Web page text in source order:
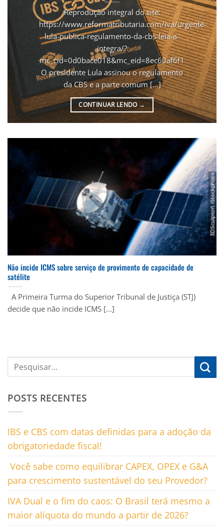
Reprodução integral do site:
https://www.reformatributaria.com/iva/urgente-
lula-publica-regulamento-da-cbs-leia-a-
integra/?
mc_cid=0d0bace018&mc_eid=8ec60af6f1
O presidente Lula assinou o regulamento
da CBS e a parte comum [...]
CONTINUAR LENDO →
Não incide ICMS sobre serviço de provimento de capacidade de
satélite
A Primeira Turma do Superior Tribunal de Justiça (STJ)
decide que não incide ICMS [...]
POSTS RECENTES
IBS e CBS com datas definidas para a adoção da
obrigatoriedade fiscal!
Você sabe como equilibrar CAPEX, OPEX e G&A
para crescimento sustentável do seu Provedor?
IVA Dual e o fim do caos: O Brasil terá mesmo a
maior alíquota do mundo a partir de 2026?